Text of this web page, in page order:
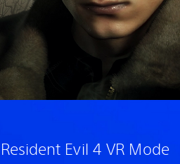
Resident Evil 4 VR Mode